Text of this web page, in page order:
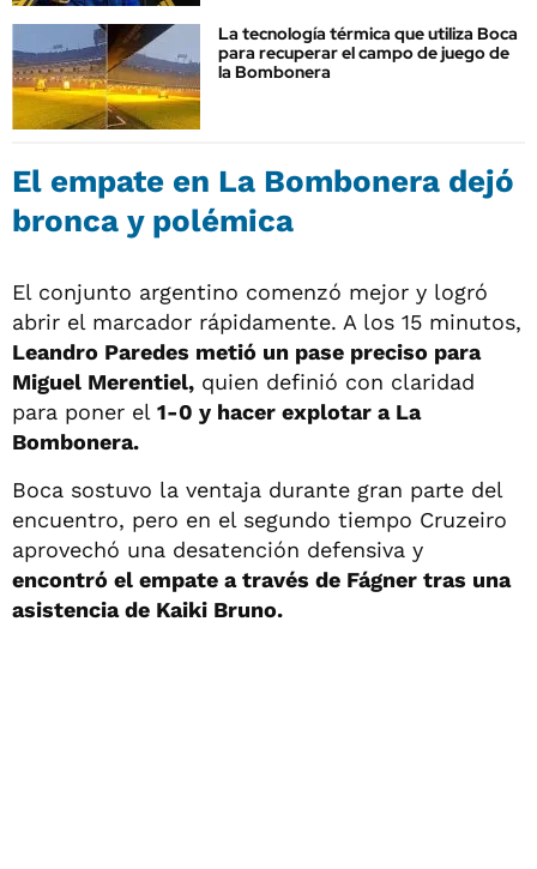
La tecnología térmica que utiliza Boca
para recuperar el campo de juego de
la Bombonera
El empate en La Bombonera dejó
bronca y polémica
El conjunto argentino comenzó mejor y logró
abrir el marcador rápidamente. A los 15 minutos,
Leandro Paredes metió un pase preciso para
Miguel Merentiel, quien definió con claridad
para poner el 1-0 y hacer explotar a La
Bombonera.
Boca sostuvo la ventaja durante gran parte del
encuentro, pero en el segundo tiempo Cruzeiro
aprovechó una desatención defensiva y
encontró el empate a través de Fágner tras una
asistencia de Kaiki Bruno.